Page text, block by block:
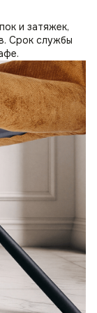
и затяжек,
Срок службы